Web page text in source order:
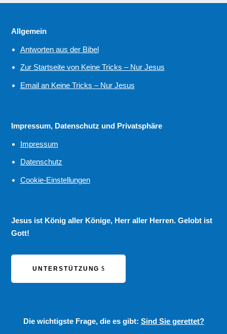
Allgemein
Antworten aus der Bibel
Zur Startseite von Keine Tricks – Nur Jesus
Email an Keine Tricks – Nur Jesus
Impressum, Datenschutz und Privatsphäre
Impressum
Datenschutz
Cookie-Einstellungen
Jesus ist König aller Könige, Herr aller Herren. Gelobt ist
Gott!
UNTERSTÜTZUNG
Die wichtigste Frage, die es gibt: Sind Sie gerettet?